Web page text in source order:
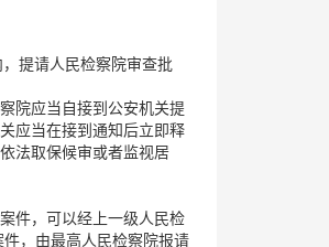
提请人民检察院审查批
院应当自接到公安机关提
应当在接到通知后立即释
法取保候审或者监视居
件，可以经上一级人民检
，由最高人民检察院报请